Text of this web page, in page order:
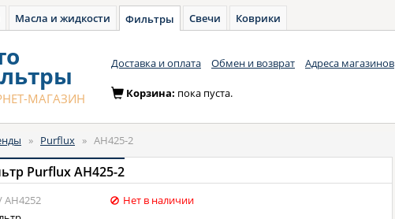
Масла и жидкости Фильтры Свечи Коврики
МАГАЗИН
Доставка и оплата Обмен и возврат Адреса магазинов
Корзина: пока пуста.
» Purflux » AH425-2
Purflux AH425-2
AH4252
Нет в наличии